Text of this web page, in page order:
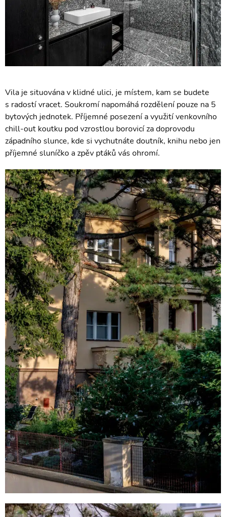
Vila je situována v klidné ulici, je místem, kam se budete
s radostí vracet. Soukromí napomáhá rozdělení pouze na 5
bytových jednotek. Příjemné posezení a využití venkovního
chill-out koutku pod vzrostlou borovicí za doprovodu
západního slunce, kde si vychutnáte doutník, knihu nebo jen
příjemné sluníčko a zpěv ptáků vás ohromí.